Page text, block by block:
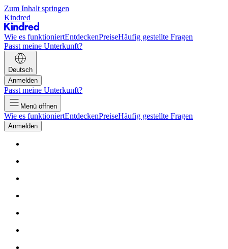
Zum Inhalt springen
Kindred
Wie es funktioniertEntdeckenPreiseHäufig gestellte Fragen
Passt meine Unterkunft?
Deutsch
Anmelden
Passt meine Unterkunft?
Menü öffnen
Wie es funktioniertEntdeckenPreiseHäufig gestellte Fragen
Anmelden